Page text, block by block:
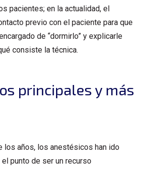
pacientes; en la actualidad, el
previo con el paciente para que
de “dormirlo” y explicarle
consiste la técnica.
principales y más
los años, los anestésicos han ido
punto de ser un recurso